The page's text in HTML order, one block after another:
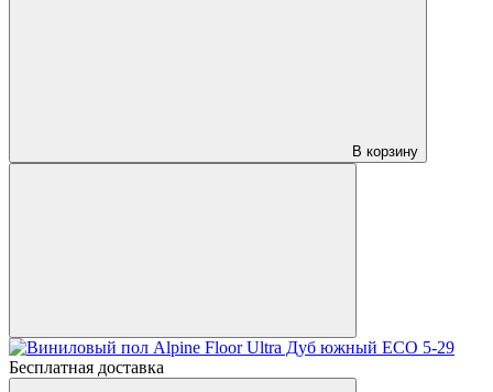
В корзину
Бесплатная доставка